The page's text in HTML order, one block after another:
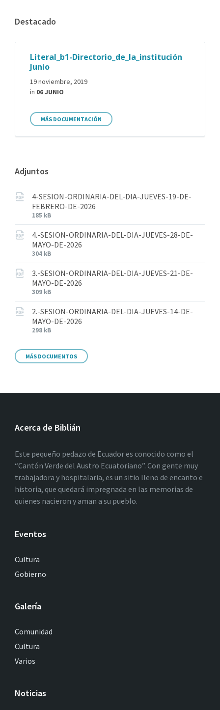
Destacado
Literal_b1-Directorio_de_la_institución
Junio
19 noviembre, 2019
in 06 JUNIO
MÁS DOCUMENTACIÓN
Adjuntos
4-SESION-ORDINARIA-DEL-DIA-JUEVES-19-DE-
FEBRERO-DE-2026
185 kB
4.-SESION-ORDINARIA-DEL-DIA-JUEVES-28-DE-
MAYO-DE-2026
304 kB
3.-SESION-ORDINARIA-DEL-DIA-JUEVES-21-DE-
MAYO-DE-2026
309 kB
2.-SESION-ORDINARIA-DEL-DIA-JUEVES-14-DE-
MAYO-DE-2026
298 kB
MÁS DOCUMENTOS
Acerca de Biblián
Este pequeño pedazo de Ecuador es conocido como el
“Cantón Verde del Austro Ecuatoriano”. Con gente muy
trabajadora y hospitalaria, es un sitio lleno de encanto e
historia, que quedará impregnada en las memorias de
quienes nacieron y aman a su pueblo.
Eventos
Cultura
Gobierno
Galería
Comunidad
Cultura
Varios
Noticias